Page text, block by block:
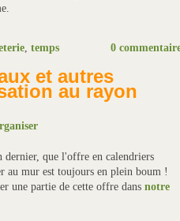
, temps 0
et autres
au rayon
dernier, que l'offre en calendriers
au mur est toujours en plein boum !
une partie de cette offre dans notre